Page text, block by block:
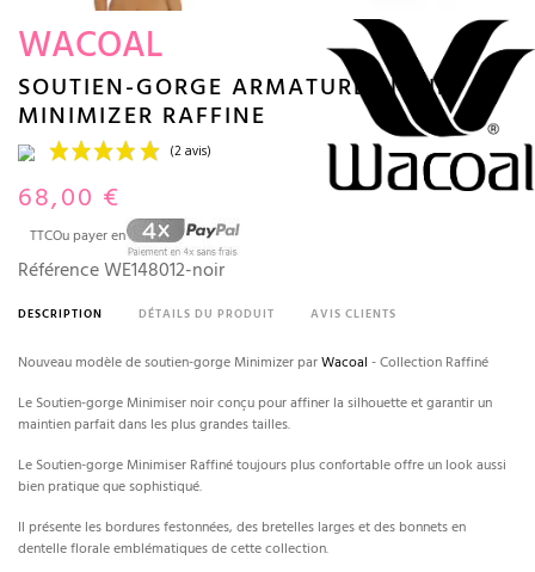
WACOAL
SOUTIEN-GORGE ARMATURES NOIR
MINIMIZER RAFFINE
(2 avis)
68,00 €
TTCOu payer en
RéférenceWE148012-noir
DESCRIPTION DÉTAILS DU PRODUIT AVIS CLIENTS
Nouveau modèle de soutien-gorge Minimizer parWacoal - Collection Raffiné
Le Soutien-gorge Minimiser noir conçu pour affiner la silhouette et garantir un
maintien parfait dans les plus grandes tailles.
Le Soutien-gorge Minimiser Raffiné toujours plus confortable offre un look aussi
bien pratique que sophistiqué.
Il présente les bordures festonnées, des bretelles larges et des bonnets en
dentelle florale emblématiques de cette collection.